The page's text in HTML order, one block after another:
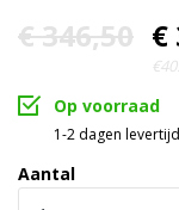
Kwaliteit
€ 346,50 €
Op voorraad
1-2 dagen levertijd
Aantal